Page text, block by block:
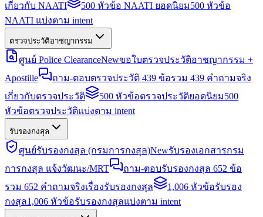
เกี่ยวกับ NAATI
500 หัวข้อ NAATI ยอดนิยม500 หัวข้อ
NAATI แบ่งตาม intent
ตรวจประวัติอาชญากรรม
ศูนย์ Police ClearanceNewขอใบตรวจประวัติอาชญากรรม +
Apostille
ถาม-ตอบตรวจประวัติ 439 ข้อรวม 439 คำถามจริง
เกี่ยวกับตรวจประวัติ
500 หัวข้อตรวจประวัติยอดนิยม500
หัวข้อตรวจประวัติแบ่งตาม intent
รับรองกงสุล
ศูนย์รับรองกงสุล (กรมการกงสุล)Newรับรองเอกสารกรม
การกงสุล แจ้งวัฒนะ/MRT
ถาม-ตอบรับรองกงสุล 652 ข้อ
รวม 652 คำถามจริงเรื่องรับรองกงสุล
1,006 หัวข้อรับรอง
กงสุล1,006 หัวข้อรับรองกงสุลแบ่งตาม intent